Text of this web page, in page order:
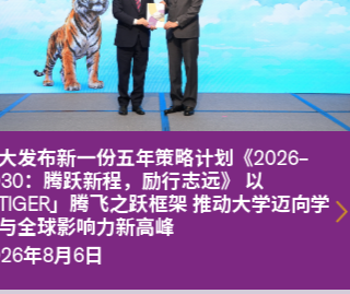
发布新一份五年策略计划《2026‒
：腾跃新程，励行志远》 以
TIGER」腾飞之跃框架 推动大学迈向学
全球影响力新高峰
年8月6日